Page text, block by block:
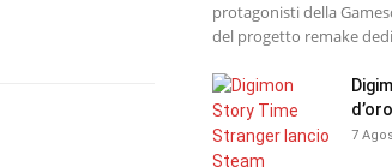
protagonisti della
del progetto remake
7